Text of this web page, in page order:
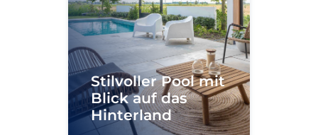
Stilvoller Pool mit
Blick auf das
Hinterland